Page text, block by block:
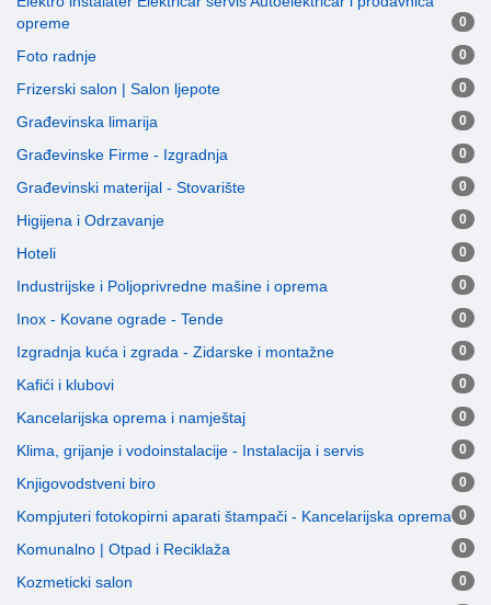
opreme
0
Foto radnje 0
Frizerski salon | Salon ljepote 0
Građevinska limarija 0
Građevinske Firme - Izgradnja 0
Građevinski materijal - Stovarište 0
Higijena i Odrzavanje 0
Hoteli 0
Industrijske i Poljoprivredne mašine i oprema 0
Inox - Kovane ograde - Tende 0
Izgradnja kuća i zgrada - Zidarske i montažne 0
Kafići i klubovi 0
Kancelarijska oprema i namještaj 0
Klima, grijanje i vodoinstalacije - Instalacija i servis 0
Knjigovodstveni biro 0
Kompjuteri fotokopirni aparati štampači - Kancelarijska oprema 0
Komunalno | Otpad i Reciklaža 0
Kozmeticki salon 0